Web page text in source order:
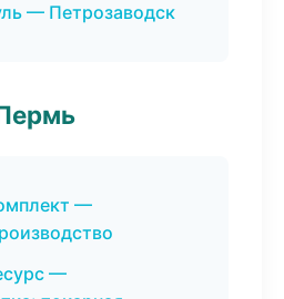
— Петрозаводск
—
—